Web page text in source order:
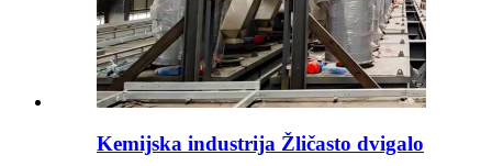
Kemijska industrija Žličasto dvigalo